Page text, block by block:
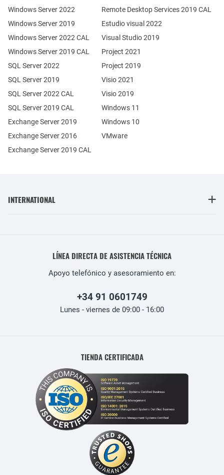
Windows Server 2022
Windows Server 2019
Exchange Server 2019
Exchange Server 2016
SQL Server 2022
SQL Server 2019
Windows Server 2022 CAL
Windows Server 2019 CAL
SQL Server 2022 CAL
SQL Server 2019 CAL
Remote Desktop Services 2019 CAL
Exchange Server 2019 CAL
Estudio visual 2022
Visual Studio 2019
Project 2021
Project 2019
Visio 2021
Visio 2019
Windows 11
Windows 10
VMware
INTERNATIONAL
LÍNEA DIRECTA DE ASISTENCIA TÉCNICA
Apoyo telefónico y asesoramiento en:
+34 91 0601749
Lunes - viernes de 09:00 - 16:00
TIENDA CERTIFICADA